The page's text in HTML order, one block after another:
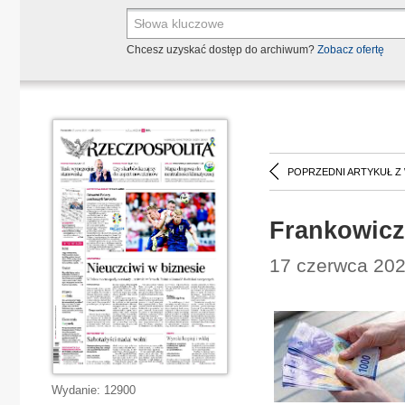
Chcesz uzyskać dostęp do archiwum? Zobacz ofertę
POPRZEDNI ARTYKUŁ Z
17 czerwca
Wydanie: 12900